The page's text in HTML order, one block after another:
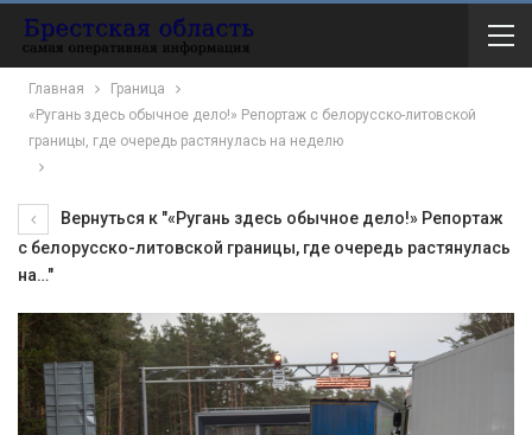
Главная
Граница
«Ругань здесь обычное дело!» Репортаж с белорусско-литовской
границы, где очередь растянулась на неделю
Вернуться к "«Ругань здесь обычное дело!» Репортаж
с белорусско-литовской границы, где очередь растянулась
на…"